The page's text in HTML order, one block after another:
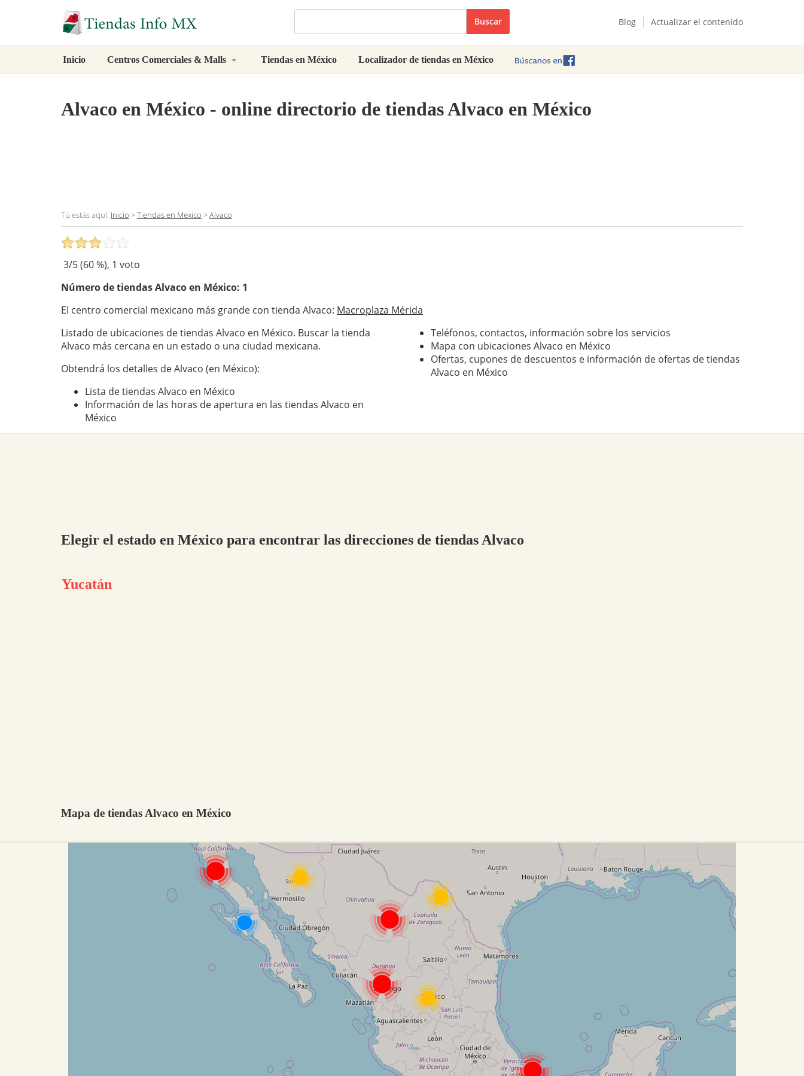
Buscar Blog Actualizar el contenido
Inicio Centros Comerciales & Malls Tiendas en México Localizador de tiendas en México
Alvaco en México - online directorio de tiendas Alvaco en México
Tú estás aquí: Inicio >Tiendas en Mexico >Alvaco
3/5 (60%), 1 voto
Número de tiendasAlvacoen México: 1
El centro comercial mexicano más grande con tienda Alvaco: Macroplaza Mérida
Listado de ubicaciones de tiendas Alvaco en México. Buscar la tienda
Alvaco más cercana en un estado o una ciudad mexicana.
Obtendrá los detalles de Alvaco (en México):
Lista de tiendas Alvaco en México
Información de las horas de apertura en las tiendas Alvaco en
México
Teléfonos, contactos, información sobre los servicios
Mapa con ubicaciones Alvaco en México
Ofertas, cupones de descuentos e información de ofertas de tiendas
Alvaco en México
Elegir el estado en México para encontrar las direcciones de tiendas Alvaco
Yucatán
Mapa de tiendas Alvaco en México